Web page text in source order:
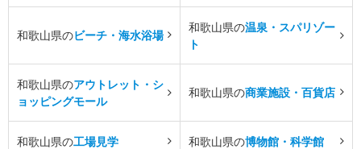
和歌山県のビーチ・海水浴場
和歌山県の温泉・スパリゾー
ト
和歌山県のアウトレット・シ
ョッピングモール
和歌山県の商業施設・百貨店
和歌山県の工場見学 和歌山県の博物館・科学館